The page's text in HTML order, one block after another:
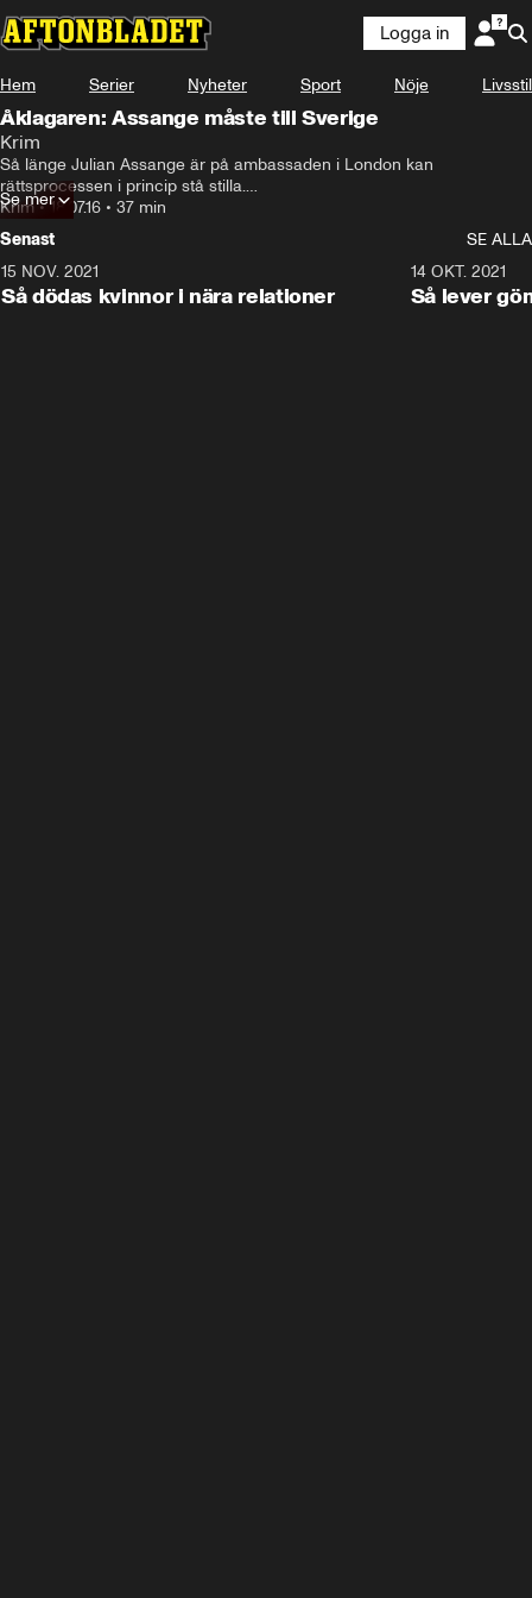
Logga in
Hem Serier Nyheter Sport Nöje Livsstil
Åklagaren: Assange måste till Sverige
Krim
Så länge Julian Assange är på ambassaden i London kan
rättsprocessen i princip stå stilla.
Det beskedet kom från överåklagare Marianne Ny.
– Han behöver vara tillgänglig för förhör i Sverige, säger hon.
Krim•18.07.16 • 37 min
Se mer
Senast
SE ALLA
15 NOV. 2021
Så dödas kvinnor i nära relationer
14 OKT. 2021
Så lever